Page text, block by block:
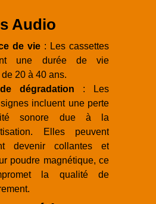
Audio
de vie : Les cassettes
une durée de vie
20 à 40 ans.
dégradation : Les
incluent une perte
sonore due à la
Elles peuvent
devenir collantes et
poudre magnétique, ce
la qualité de